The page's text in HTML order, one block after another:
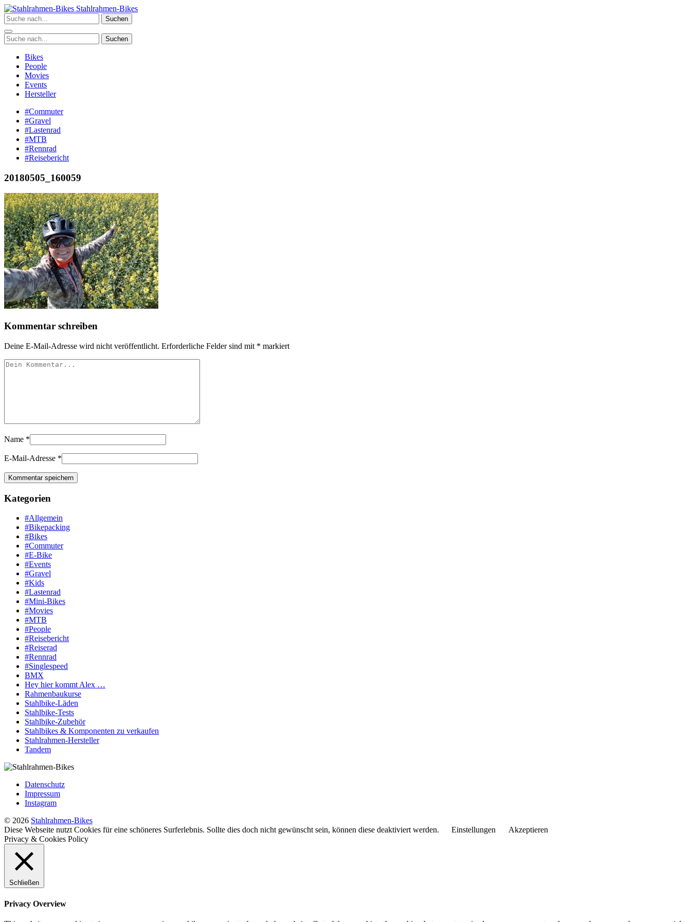
Zum
Inhalt
springen
Stahlrahmen-Bikes
Suchen
Suchen
Bikes
People
Movies
Events
Hersteller
#Commuter
#Gravel
#Lastenrad
#MTB
#Rennrad
#Reisebericht
20180505_160059
Kommentar schreiben
Deine E-Mail-Adresse wird nicht veröffentlicht. Erforderliche Felder sind mit * markiert
Name *
E-Mail-Adresse *
Kategorien
#Allgemein
#Bikepacking
#Bikes
#Commuter
#E-Bike
#Events
#Gravel
#Kids
#Lastenrad
#Mini-Bikes
#Movies
#MTB
#People
#Reisebericht
#Reiserad
#Rennrad
#Singlespeed
BMX
Hey hier kommt Alex …
Rahmenbaukurse
Stahlbike-Läden
Stahlbike-Tests
Stahlbike-Zubehör
Stahlbikes & Komponenten zu verkaufen
Stahlrahmen-Hersteller
Tandem
Datenschutz
Impressum
Instagram
© 2026 Stahlrahmen-Bikes
Diese Webseite nutzt Cookies für eine schöneres Surferlebnis. Sollte dies doch nicht gewünscht sein, können diese deaktiviert werden.
Einstellungen
Akzeptieren
Privacy & Cookies Policy
Schließen
Privacy Overview